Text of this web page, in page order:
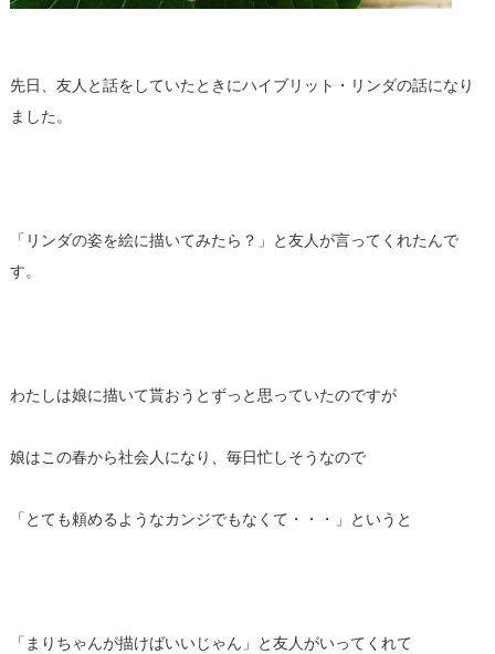
先日、友人と話をしていたときにハイブリット・リンダの話になり
ました。
「リンダの姿を絵に描いてみたら？」と友人が言ってくれたんで
す。
わたしは娘に描いて貰おうとずっと思っていたのですが
娘はこの春から社会人になり、毎日忙しそうなので
「とても頼めるようなカンジでもなくて・・・」というと
「まりちゃんが描けばいいじゃん」と友人がいってくれて